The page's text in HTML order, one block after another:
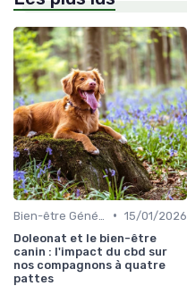
• 15/01/2026
Doleonat et le bien-être
canin : l'impact du cbd sur
nos compagnons à quatre
pattes